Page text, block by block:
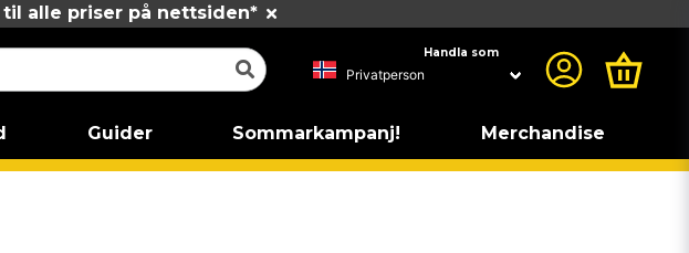
alle priser på nettsiden*
Handla som
Guider Sommarkampanj! Merchandise